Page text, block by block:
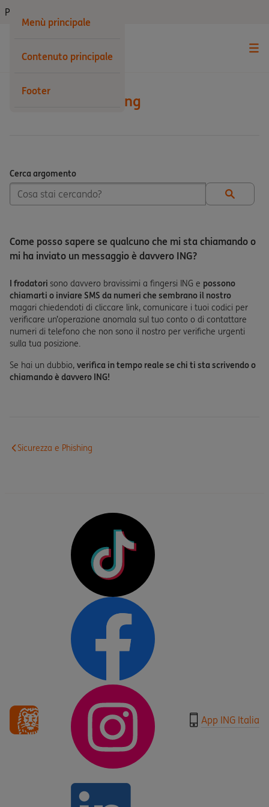
Menù principale
Contenuto principale
Footer
Privati
Sicurezza e Phishing
Cerca argomento
Cerca argomento
Come posso sapere se qualcuno che mi sta chiamando o
mi ha inviato un messaggio è davvero ING?
I frodatori sono davvero bravissimi a fingersi ING e possono
chiamarti o inviare SMS da numeri che sembrano il nostro
magari chiedendoti di cliccare link, comunicare i tuoi codici per
verificare un’operazione anomala sul tuo conto o di contattare
numeri di telefono che non sono il nostro per verifiche urgenti
sulla tua posizione.
Se hai un dubbio, verifica in tempo reale se chi ti sta scrivendo o
chiamando è davvero ING!
Sicurezza e Phishing
App ING Italia